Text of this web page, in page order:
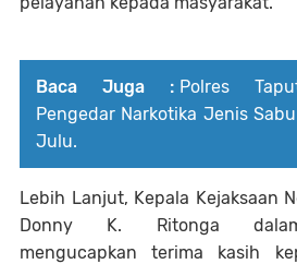
Baca Juga : Polres
Pengedar Narkotika Jenis
Julu.
Lebih Lanjut, Kepala Kejaksaan
Donny K. Ritonga dalam
mengucapkan terima kasih